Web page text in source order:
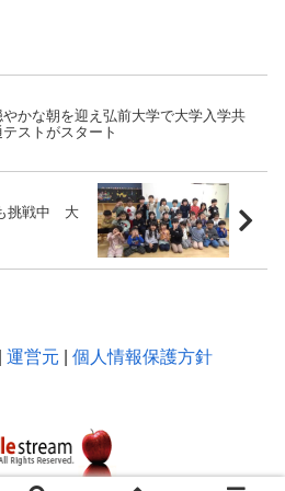
やかな朝を迎え弘前大学で大学入学共
テストがスタート
挑戦中 大
運営元 個人情報保護方針